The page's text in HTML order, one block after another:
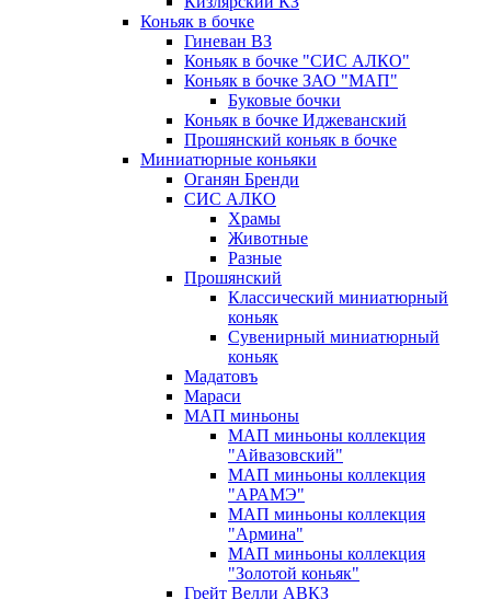
Коньяк в бочке
Гиневан ВЗ
Коньяк в бочке "СИС АЛКО"
Коньяк в бочке ЗАО "МАП"
Буковые бочки
Коньяк в бочке Иджеванский
Прошянский коньяк в бочке
Миниатюрные коньяки
Оганян Бренди
СИС АЛКО
Храмы
Животные
Разные
Прошянский
Классический миниатюрный
коньяк
Сувенирный миниатюрный
коньяк
Мадатовъ
Мараси
МАП миньоны
МАП миньоны коллекция
"Айвазовский"
МАП миньоны коллекция
"АРАМЭ"
МАП миньоны коллекция
"Армина"
МАП миньоны коллекция
"Золотой коньяк"
Грейт Велли АВКЗ